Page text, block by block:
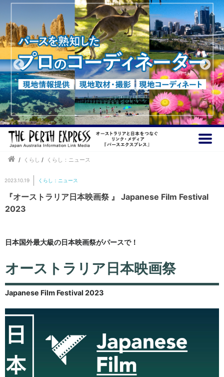
/ くらし / くらし：ニュース
2023.10.19 くらし：ニュース
『オーストラリア日本映画祭 』 Japanese Film Festival
2023
日本国外最大級の日本映画祭がパースで！
オーストラリア日本映画祭
Japanese Film Festival 2023